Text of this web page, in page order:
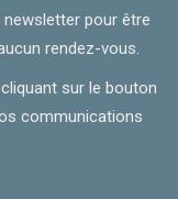
pour être
rendez-vous.
sur le bouton
communications